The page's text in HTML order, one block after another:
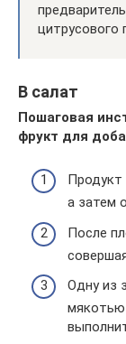
цитрусового
В салат
Пошаговая
фрукт для
а затем
После
Одну из
мякотью